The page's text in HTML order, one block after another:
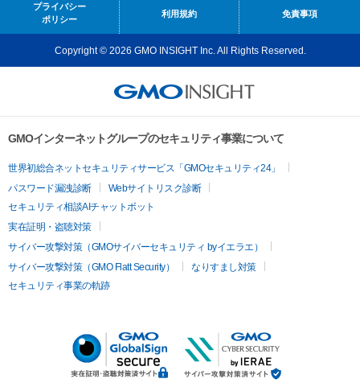
プライバシー
ポリシー
利用規約 免責事項
Copyright © 2026 GMO INSIGHT Inc. All Rights Reserved.
GMOインターネットグループのセキュリティ事業について
世界初総合ネットセキュリティサービス「GMOセキュリティ24」
パスワード漏洩診断
Webサイトリスク診断
セキュリティ相談AIチャットボット
実在証明・盗聴対策
サイバー攻撃対策（GMOサイバーセキュリティ byイエラエ）
サイバー攻撃対策（GMO Flatt Security）
なりすまし対策
セキュリティ事業の軌跡